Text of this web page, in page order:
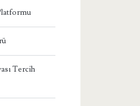
Tercih